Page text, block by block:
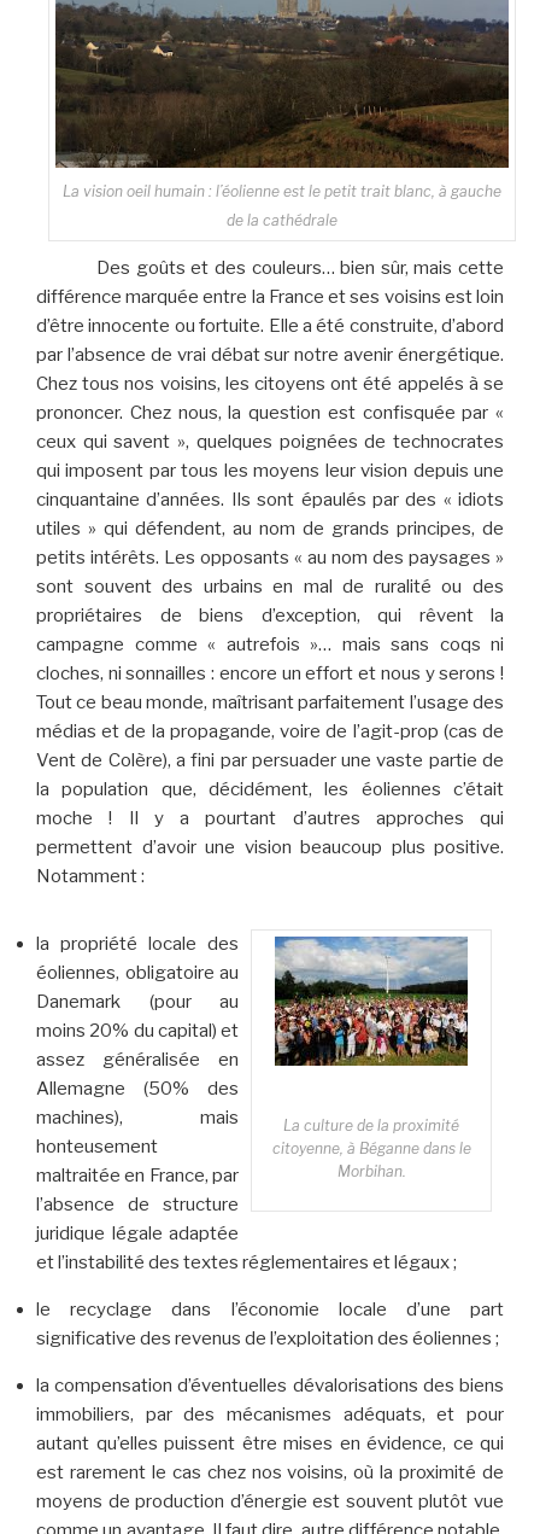
La vision oeil humain : l’éolienne est le petit trait blanc, à gauche
de la cathédrale
Des goûts et des couleurs… bien sûr, mais cette
différence marquée entre la France et ses voisins est loin
d’être innocente ou fortuite. Elle a été construite, d’abord
par l’absence de vrai débat sur notre avenir énergétique.
Chez tous nos voisins, les citoyens ont été appelés à se
prononcer. Chez nous, la question est confisquée par «
ceux qui savent », quelques poignées de technocrates
qui imposent par tous les moyens leur vision depuis une
cinquantaine d’années. Ils sont épaulés par des « idiots
utiles » qui défendent, au nom de grands principes, de
petits intérêts. Les opposants « au nom des paysages »
sont souvent des urbains en mal de ruralité ou des
propriétaires de biens d’exception, qui rêvent la
campagne comme « autrefois »… mais sans coqs ni
cloches, ni sonnailles : encore un effort et nous y serons !
Tout ce beau monde, maîtrisant parfaitement l’usage des
médias et de la propagande, voire de l’agit-prop (cas de
Vent de Colère), a fini par persuader une vaste partie de
la population que, décidément, les éoliennes c’était
moche ! Il y a pourtant d’autres approches qui
permettent d’avoir une vision beaucoup plus positive.
Notamment :
La culture de la proximité
citoyenne, à Béganne dans le
Morbihan.
la propriété locale des
éoliennes, obligatoire au
Danemark (pour au
moins 20% du capital) et
assez généralisée en
Allemagne (50% des
machines), mais
honteusement
maltraitée en France, par
l’absence de structure
juridique légale adaptée
et l’instabilité des textes réglementaires et légaux ;
le recyclage dans l’économie locale d’une part
significative des revenus de l’exploitation des éoliennes ;
la compensation d’éventuelles dévalorisations des biens
immobiliers, par des mécanismes adéquats, et pour
autant qu’elles puissent être mises en évidence, ce qui
est rarement le cas chez nos voisins, où la proximité de
moyens de production d’énergie est souvent plutôt vue